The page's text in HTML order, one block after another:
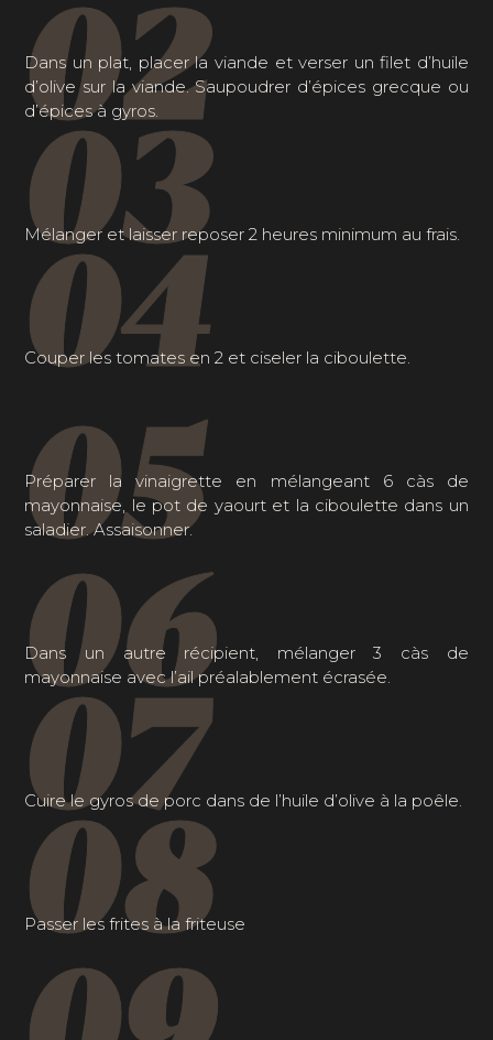
02
Dans un plat, placer la viande et verser un filet d’huile
d’olive sur la viande. Saupoudrer d’épices grecque ou
d’épices à gyros.
03
Mélanger et laisser reposer 2 heures minimum au frais.
04
Couper les tomates en 2 et ciseler la ciboulette.
05
Préparer la vinaigrette en mélangeant 6 càs de
mayonnaise, le pot de yaourt et la ciboulette dans un
saladier. Assaisonner.
06
Dans un autre récipient, mélanger 3 càs de
mayonnaise avec l’ail préalablement écrasée.
07
Cuire le gyros de porc dans de l’huile d’olive à la poêle.
08
Passer les frites à la friteuse